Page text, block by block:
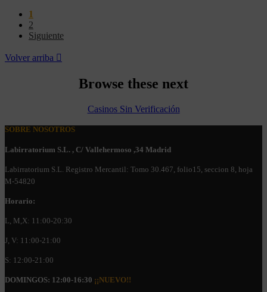
1
2
Siguiente
Volver arriba 
Browse these next
Casinos Sin Verificación
SOBRE NOSOTROS
Labirratorium S.L. , C/ Vallehermoso ,34 Madrid
Labirratorium S.L. Registro Mercantil: Tomo 30.467, folio15, seccion 8, hoja
M-54820
Horario:
L, M,X: 11:00-20:30
J, V: 11:00-21:00
S: 12:00-21:00
DOMINGOS: 12:00-16:30 ¡¡NUEVO!!